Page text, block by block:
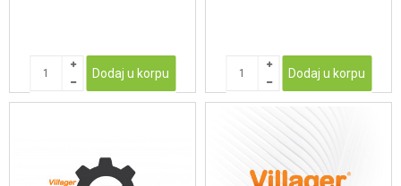
Dodaj u korpu Dodaj u korpu